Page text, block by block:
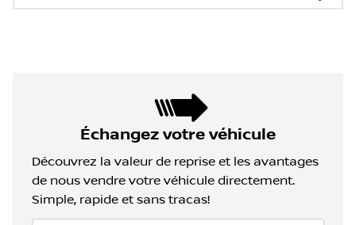
Échangez votre véhicule
Découvrez la valeur de reprise et les avantages
de nous vendre votre véhicule directement.
Simple, rapide et sans tracas!